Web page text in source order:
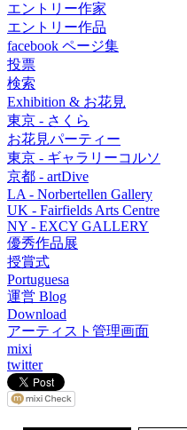
エントリー作家
エントリー作品
facebook ページ集
投票
検索
Exhibition & お花見
東京 - さくら
お花見パーティー
東京 - ギャラリーコルソ
京都 - artDive
LA - Norbertellen Gallery
UK - Fairfields Arts Centre
NY - EXCY GALLERY
優秀作品展
授賞式
Portuguesa
運営 Blog
Download
アーティスト管理画面
mixi
twitter